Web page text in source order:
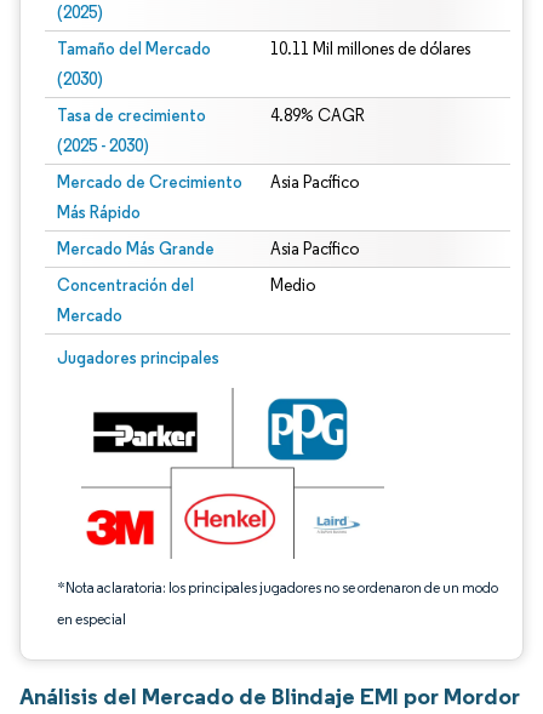
(2025)
Tamaño del Mercado
(2030)
10.11 Mil millones de dólares
Tasa de crecimiento
(2025 - 2030)
4.89% CAGR
Mercado de Crecimiento
Más Rápido
Asia Pacífico
Mercado Más Grande Asia Pacífico
Concentración del
Mercado
Medio
Jugadores principales
*Nota aclaratoria: los principales jugadores no se ordenaron de un modo
en especial
Imagen © Mordor Intelligence. El uso requiere atribución según CC BY 4.0.
Análisis del Mercado de Blindaje EMI por Mordor